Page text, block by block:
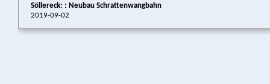
Söllereck: : Neubau Schrattenwangbahn
2019-09-02